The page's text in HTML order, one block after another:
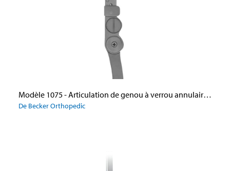
Modèle 1075 - Articulation de genou à verrou annulaire à extension réglable avec palier de poussée en aluminium
De Becker Orthopedic